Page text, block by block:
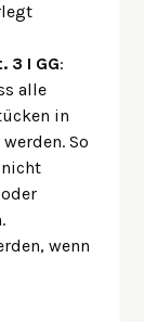
3 I GG:
alle
in
So
wenn